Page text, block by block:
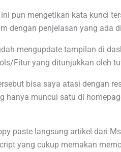
pun mengetikan kata kunci
dengan penjelasan yang ada
mengupdate tampilan di
Fitur yang ditunjukkan oleh
bisa saya atasi dengan
hanya muncul satu di
paste langsung artikel dari
yang cukup memakan